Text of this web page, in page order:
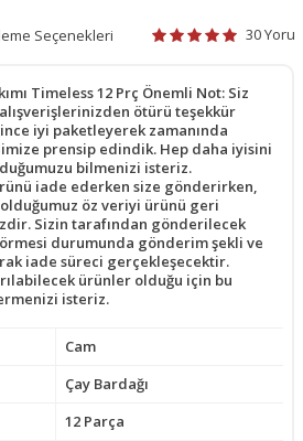
Seçenekleri 30
Timeless 12 Prç Önemli Not: Siz
ötürü teşekkür
iyi paketleyerek zamanında
prensip edindik. Hep daha iyisini
bilmenizi isteriz.
iade ederken size gönderirken,
öz veriyi ürünü geri
Sizin tarafından gönderilecek
durumunda gönderim şekli ve
iade süreci gerçekleşecektir.
ürünler olduğu için bu
isteriz.
Cam
Çay Bardağı
12 Parça